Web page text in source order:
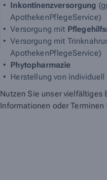
Inkontinenzversorgung
ApothekenPflegeService)
Versorgung mit
Versorgung mit
ApothekenPflegeService)
Phytopharmazie
Herstellung von
Nutzen Sie unser vielfältiges
Informationen oder